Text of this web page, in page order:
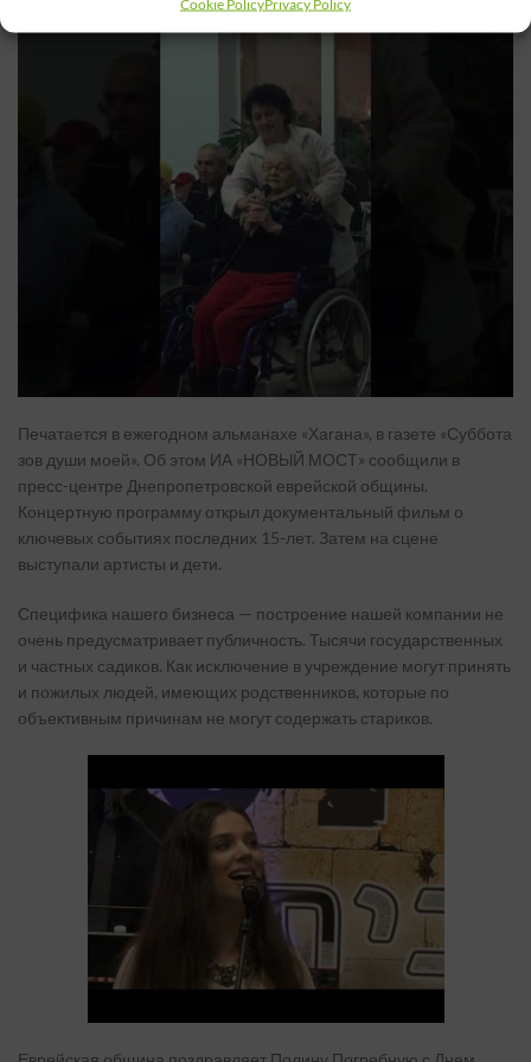
Cookie PolicyPrivacy Policy
Печатается в ежегодном альманахе «Хагана», в газете «Суббота
зов души моей». Об этом ИА «НОВЫЙ МОСТ» сообщили в
пресс-центре Днепропетровской еврейской общины.
Концертную программу открыл документальный фильм о
ключевых событиях последних 15-лет. Затем на сцене
выступали артисты и дети.
Специфика нашего бизнеса — построение нашей компании не
очень предусматривает публичность. Тысячи государственных
и частных садиков. Как исключение в учреждение могут принять
и пожилых людей, имеющих родственников, которые по
объективным причинам не могут содержать стариков.